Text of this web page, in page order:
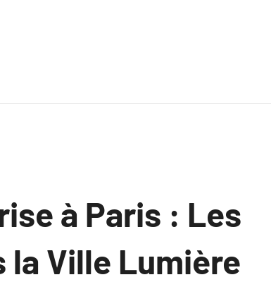
à Paris : Les
la Ville Lumière